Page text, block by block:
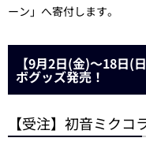
ーン」へ寄付します。
【9月2日(金)～18日(
ボグッズ発売！
【受注】初音ミクコ